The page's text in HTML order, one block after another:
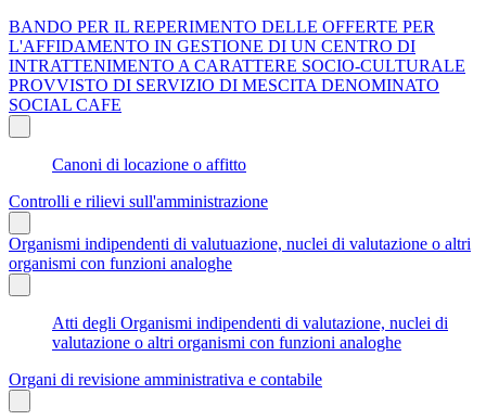
BANDO PER IL REPERIMENTO DELLE OFFERTE PER
L'AFFIDAMENTO IN GESTIONE DI UN CENTRO DI
INTRATTENIMENTO A CARATTERE SOCIO-CULTURALE
PROVVISTO DI SERVIZIO DI MESCITA DENOMINATO
SOCIAL CAFE
Canoni di locazione o affitto
Controlli e rilievi sull'amministrazione
Organismi indipendenti di valutuazione, nuclei di valutazione o altri
organismi con funzioni analoghe
Atti degli Organismi indipendenti di valutazione, nuclei di
valutazione o altri organismi con funzioni analoghe
Organi di revisione amministrativa e contabile